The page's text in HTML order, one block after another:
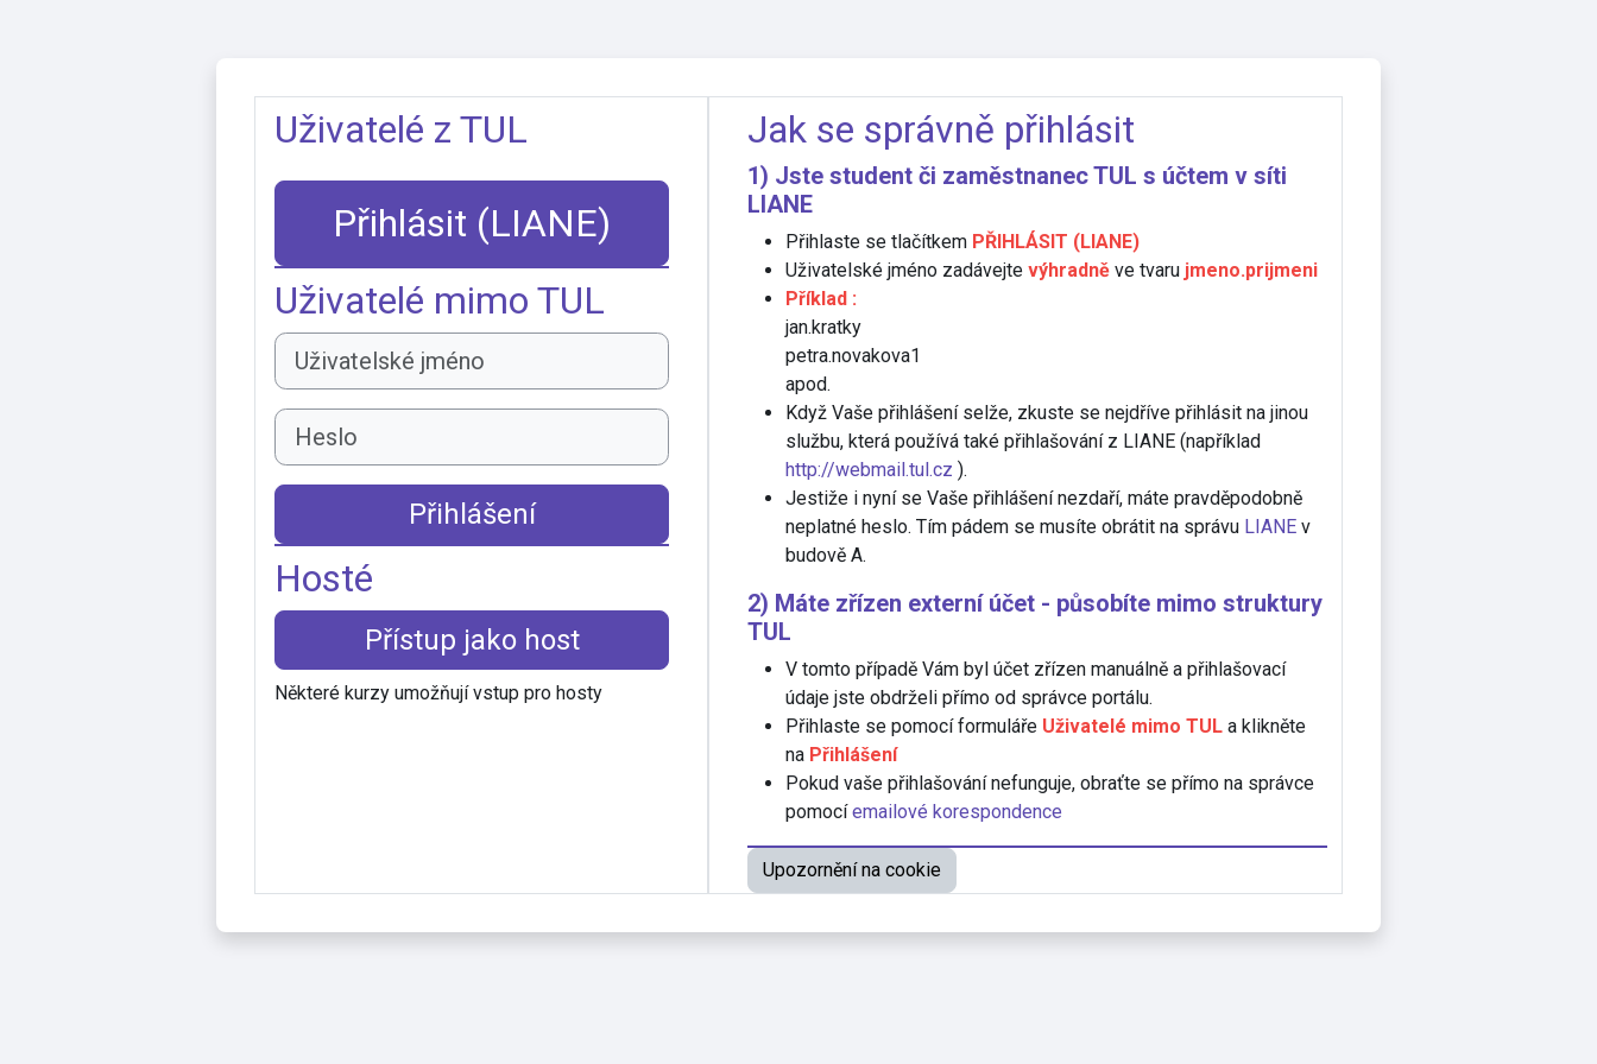
Uživatelé z TUL
Přihlásit (LIANE)
Uživatelé mimo TUL
Uživatelské jméno
Heslo
Přihlášení
Hosté
Přístup jako host
Některé kurzy umožňují vstup pro hosty
Jak se správně přihlásit
1) Jste student či zaměstnanec TUL s účtem v síti
LIANE
Přihlaste se tlačítkem PŘIHLÁSIT (LIANE)
Uživatelské jméno zadávejte výhradněve tvaru jmeno.prijmeni
Příklad :
jan.kratky
petra.novakova1
apod.
Když Vaše přihlášení selže, zkuste se nejdříve přihlásit na jinou
službu, která používá také přihlašování z LIANE (například
http://webmail.tul.cz ).
Jestiže i nyní se Vaše přihlášení nezdaří, máte pravděpodobně
neplatné heslo. Tím pádem se musíte obrátit na správu LIANEv
budově A.
2) Máte zřízen externí účet - působíte mimo struktury
TUL
V tomto případě Vám byl účet zřízen manuálně a přihlašovací
údaje jste obdrželi přímo od správce portálu.
Přihlaste se pomocí formuláře Uživatelé mimo TULa klikněte
na Přihlášení
Pokud vaše přihlašování nefunguje, obraťte se přímo na správce
pomocíemailové korespondence
Upozornění na cookie